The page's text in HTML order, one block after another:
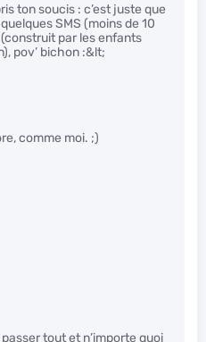
ton soucis : c’est juste que
SMS (moins de 10
par les enfants
pov’ bichon :&lt;
comme moi. ;)
tout et n’importe quoi